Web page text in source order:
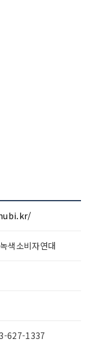
색소비자연대
627-1337